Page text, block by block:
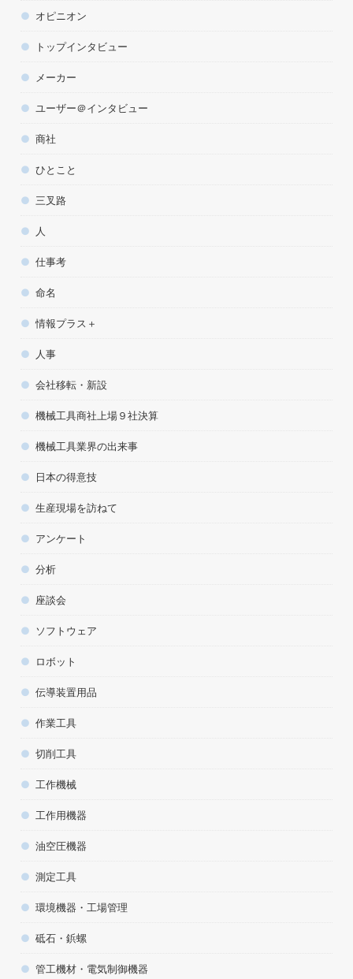
オピニオン
トップインタビュー
メーカー
ユーザー＠インタビュー
商社
ひとこと
三叉路
人
仕事考
命名
情報プラス＋
人事
会社移転・新設
機械工具商社上場９社決算
機械工具業界の出来事
日本の得意技
生産現場を訪ねて
アンケート
分析
座談会
ソフトウェア
ロボット
伝導装置用品
作業工具
切削工具
工作機械
工作用機器
油空圧機器
測定工具
環境機器・工場管理
砥石・鋲螺
管工機材・電気制御機器